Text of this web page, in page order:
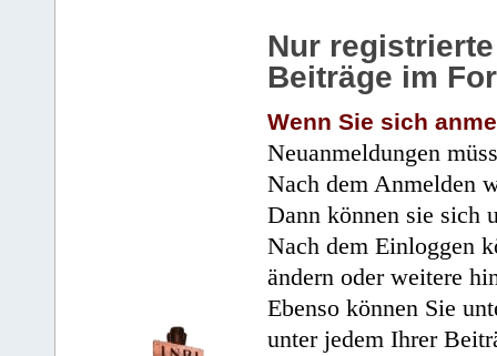
Nur
Beiträge im
Wenn Sie sich
Neuanmeldungen
Nach dem Anmelden
Dann können sie sich
Nach dem Einloggen
ändern oder weitere
Ebenso können Sie
unter jedem Ihrer